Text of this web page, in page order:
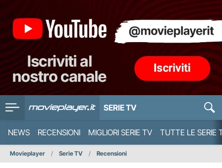
SERIE TV
NEWS RECENSIONI MIGLIORI SERIE TV TUTTE LE SERIE
Movieplayer Serie TV Recensioni